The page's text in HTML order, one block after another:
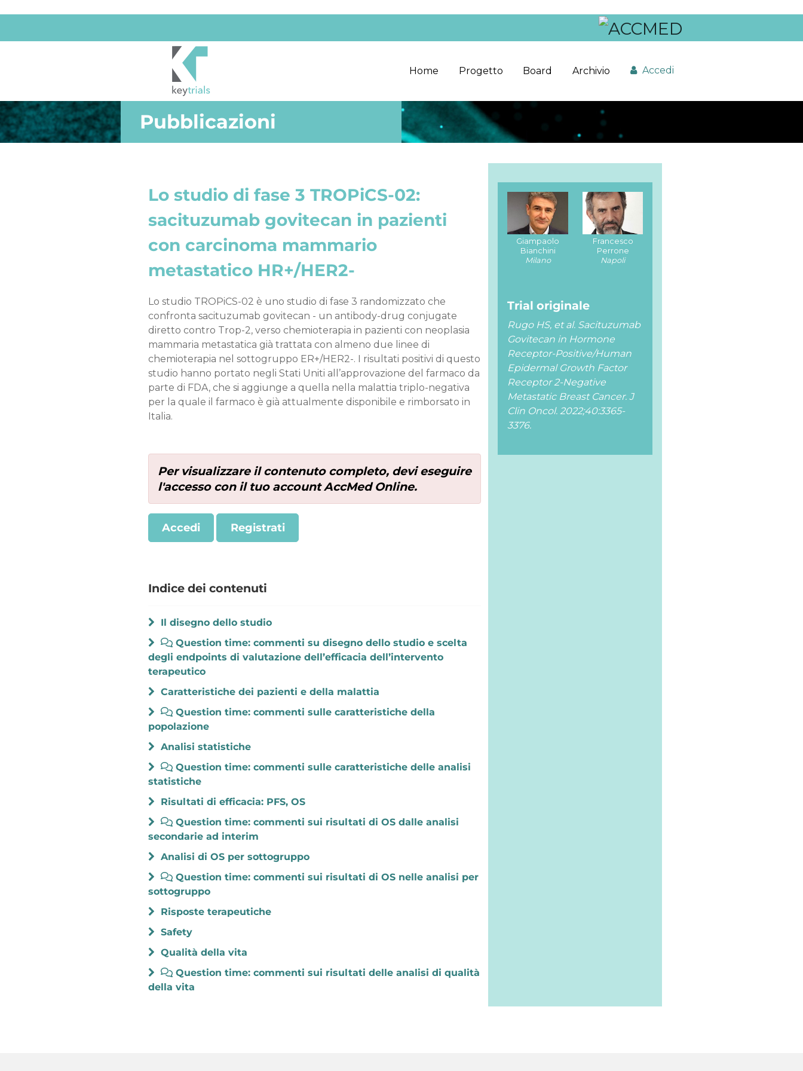
Home Progetto Board Archivio Accedi
Pubblicazioni
Lo studio di fase 3 TROPiCS-02:
sacituzumab govitecan in pazienti
con carcinoma mammario
metastatico HR+/HER2-
Lo studio TROPiCS-02 è uno studio di fase 3 randomizzato che
confronta sacituzumab govitecan - un antibody-drug conjugate
diretto contro Trop-2, verso chemioterapia in pazienti con neoplasia
mammaria metastatica già trattata con almeno due linee di
chemioterapia nel sottogruppo ER+/HER2-. I risultati positivi di questo
studio hanno portato negli Stati Uniti all’approvazione del farmaco da
parte di FDA, che si aggiunge a quella nella malattia triplo-negativa
per la quale il farmaco è già attualmente disponibile e rimborsato in
Italia.
Per visualizzare il contenuto completo, devi eseguire
l'accesso con il tuo account AccMed Online.
Accedi Registrati
Indice dei contenuti
Il disegno dello studio
Question time: commenti su disegno dello studio e scelta
degli endpoints di valutazione dell’efficacia dell’intervento
terapeutico
Caratteristiche dei pazienti e della malattia
Question time: commenti sulle caratteristiche della
popolazione
Analisi statistiche
Question time: commenti sulle caratteristiche delle analisi
statistiche
Risultati di efficacia: PFS, OS
Question time: commenti sui risultati di OS dalle analisi
secondarie ad interim
Analisi di OS per sottogruppo
Question time: commenti sui risultati di OS nelle analisi per
sottogruppo
Risposte terapeutiche
Safety
Qualità della vita
Question time: commenti sui risultati delle analisi di qualità
della vita
Giampaolo
Bianchini
Milano
Francesco
Perrone
Napoli
Trial originale
Rugo HS, et al. Sacituzumab
Govitecan in Hormone
Receptor-Positive/Human
Epidermal Growth Factor
Receptor 2-Negative
Metastatic Breast Cancer. J
Clin Oncol. 2022;40:3365-
3376.